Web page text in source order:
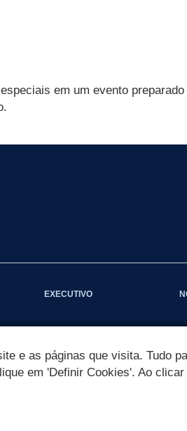
em um evento
EXECUTIVO
e as páginas que visita. Tudo
em 'Definir Cookies'. Ao